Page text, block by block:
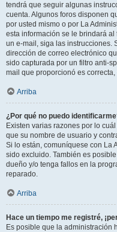
tendrá que seguir algunas
cuenta. Algunos foros disponen
por usted mismo o por La
esta información se le brindará
un e-mail, siga las instrucciones.
dirección de correo electrónico
sido capturada por un filtro anti-
mail que proporcionó es
Arriba
¿Por qué no puedo
Existen varias razones por lo
que su nombre de usuario y
Si lo están, comuníquese con La
sido excluido. También es
dueño y/o tenga fallos en la
reparado.
Arriba
Hace un tiempo me registré,
Es posible que la administración